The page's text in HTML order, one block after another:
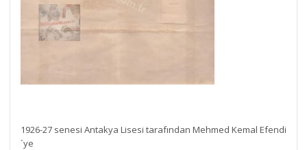
1926-27 senesi Antakya Lisesi tarafından Mehmed Kemal Efendi
´ye